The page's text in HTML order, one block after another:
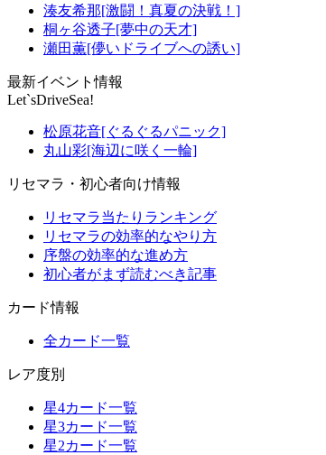
湊友希那[激闘！真夏の決戦！]
桐ヶ谷透子[夢中の天才]
瀬田薫[儚いドライブへの誘い]
最新イベント情報
Let`sDriveSea!
松原花音[ぐるぐるパニック]
丸山彩[海辺に咲く一輪]
リセマラ・初心者向け情報
リセマラ当たりランキング
リセマラの効率的なやり方
序盤の効率的な進め方
初心者がまず読むべき記事
カード情報
全カード一覧
レア度別
星4カード一覧
星3カード一覧
星2カード一覧